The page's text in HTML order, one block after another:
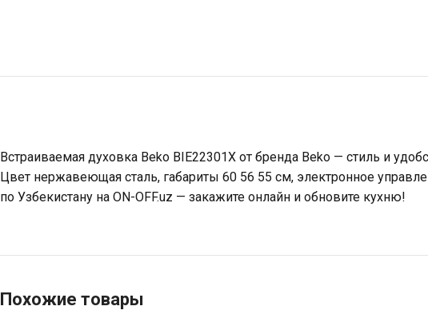
Встраиваемая духовка Beko BIE22301X от бренда Beko — стиль и
Цвет нержавеющая сталь, габариты 60 56 55 см, электронное
по Узбекистану на ON-OFF.uz — закажите онлайн и обновите кухню!
Похожие товары